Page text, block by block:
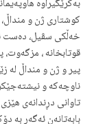
بەکرێگیراوە
کوشتاری ژن و
خەڵکی سڤیل، دەست
قوتابخانە ،
پیر و ژن و منداڵ لە
ناوچەکە و
تاوانی دڕندانەی
بابەتانەن ئەگەر بە